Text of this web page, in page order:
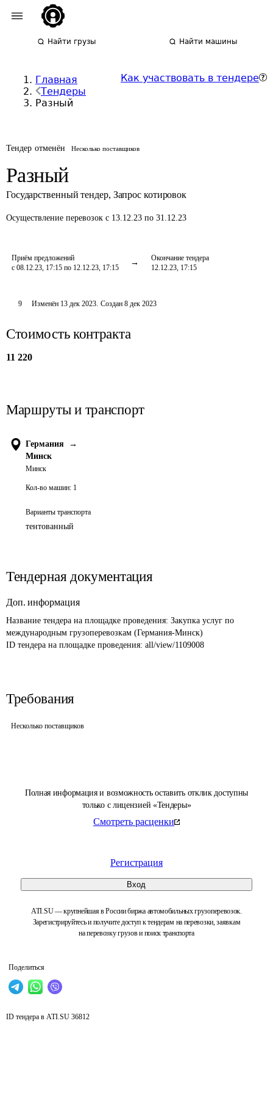
Найти грузы Найти машины
Главная
Тендеры
Разный
Как участвовать в тендере
Тендер отменён Несколько поставщиков
Разный
Государственный тендер, Запрос котировок
Осуществление перевозок с 13.12.23 по 31.12.23
Приём предложений
с 08.12.23, 17:15 по 12.12.23, 17:15
Окончание тендера
12.12.23, 17:15
Полная информация и возможность оставить отклик доступны
только с лицензией «Тендеры»
Смотреть расценки
Регистрация
Вход
ATI.SU — крупнейшая в России биржа автомобильных грузоперевозок.
Зарегистрируйтесь и получите доступ к тендерам на перевозки, заявкам
на перевозку грузов и поиск транспорта
Поделиться
9 Изменён 13 дек 2023. Создан 8 дек 2023
Стоимость контракта
11 220
Маршруты и транспорт
Германия
→
Минск
Минск
Кол-во машин: 1
Варианты транспорта
тентованный
Тендерная документация
Доп. информация
Название тендера на площадке проведения: Закупка услуг по
международным грузоперевозкам (Германия-Минск)
ID тендера на площадке проведения: all/view/1109008
Требования
Несколько поставщиков
ID тендера в ATI.SU 36812